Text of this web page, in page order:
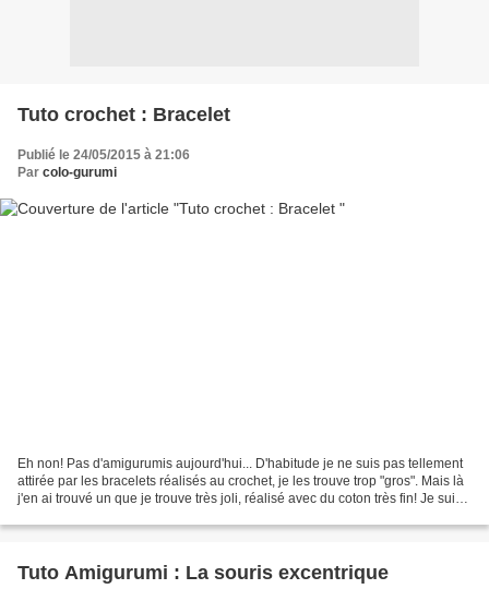
Tuto crochet : Bracelet
Publié le 24/05/2015 à 21:06
Par colo-gurumi
Eh non! Pas d'amigurumis aujourd'hui... D'habitude je ne suis pas tellement
attirée par les bracelets réalisés au crochet, je les trouve trop "gros". Mais là
j'en ai trouvé un que je trouve très joli, réalisé avec du coton très fin! Je suis
Tuto Amigurumi : La souris excentrique